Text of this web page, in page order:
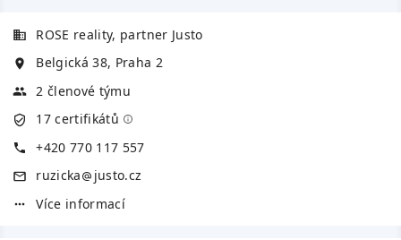
ROSE reality, partner Justo
Belgická 38, Praha 2
2 členové týmu
17 certifikátů
+420 770 117 557
ruzicka
justo.cz
Více informací